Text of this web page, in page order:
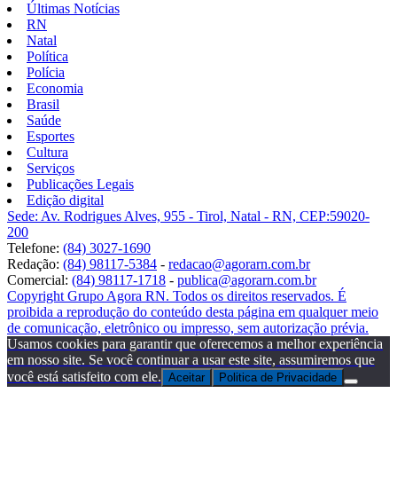
Últimas Notícias
RN
Natal
Política
Polícia
Economia
Brasil
Saúde
Esportes
Cultura
Serviços
Publicações Legais
Edição digital
Sede: Av. Rodrigues Alves, 955 - Tirol, Natal - RN, CEP:59020-
200
Telefone: (84) 3027-1690
Redação: (84) 98117-5384 - redacao@agorarn.com.br
Comercial: (84) 98117-1718 - publica@agorarn.com.br
Copyright Grupo Agora RN. Todos os direitos reservados. É
proibida a reprodução do conteúdo desta página em qualquer meio
de comunicação, eletrônico ou impresso, sem autorização prévia.
Usamos cookies para garantir que oferecemos a melhor experiência
em nosso site. Se você continuar a usar este site, assumiremos que
você está satisfeito com ele. Aceitar Politica de Privacidade